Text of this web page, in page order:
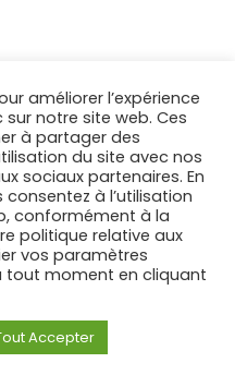
au soutien de
ou tentant de tenir bon face
l’association
améliorer l’expérience
notre site web. Ces
à partager des
du site avec nos
sociaux partenaires. En
à l’utilisation
conformément à la
politique relative aux
vos paramètres
tout moment en cliquant
Accepter